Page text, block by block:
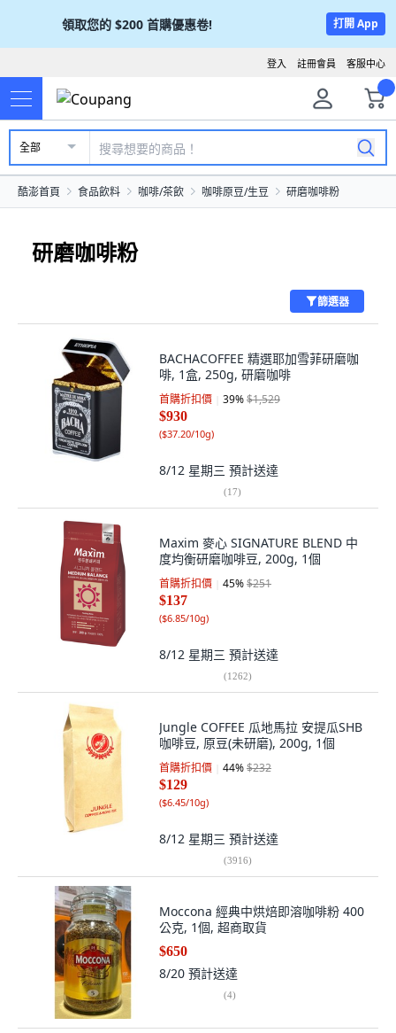
領取您的 $200 首購優惠卷! 打開 App
客服中心
註冊會員
登入
全部
酷澎首頁 食品飲料 咖啡/茶飲 咖啡原豆/生豆 研磨咖啡粉
研磨咖啡粉
篩選器
BACHACOFFEE 精選耶加雪菲研磨咖
啡, 1盒, 250g, 研磨咖啡
首購折扣價 39%$1,529
$930
($37.20/10g)
8/12 星期三 預計送達
(17)
Maxim 麥心 SIGNATURE BLEND 中
度均衡研磨咖啡豆, 200g, 1個
首購折扣價 45%$251
$137
($6.85/10g)
8/12 星期三 預計送達
(1262)
Jungle COFFEE 瓜地馬拉 安提瓜SHB
咖啡豆, 原豆(未研磨), 200g, 1個
首購折扣價 44%$232
$129
($6.45/10g)
8/12 星期三 預計送達
(3916)
Moccona 經典中烘焙即溶咖啡粉 400
公克, 1個, 超商取貨
$650
8/20 預計送達
(4)